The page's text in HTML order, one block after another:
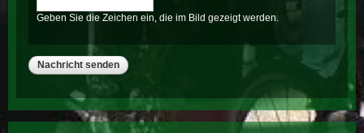
Geben Sie die Zeichen ein, die im Bild gezeigt werden.